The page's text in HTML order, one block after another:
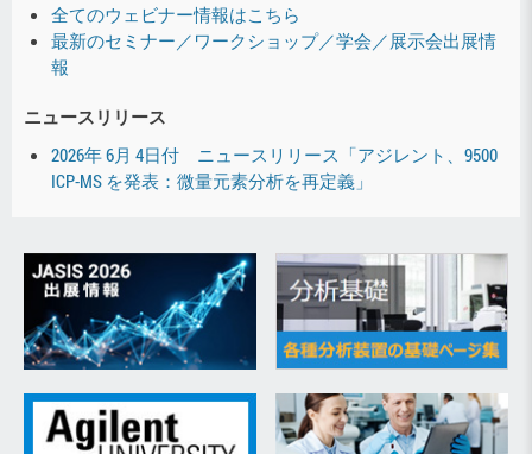
全てのウェビナー情報はこちら
最新のセミナー／ワークショップ／学会／展示会出展情
報
ニュースリリース
2026年 6月 4日付 ニュースリリース「アジレント、9500
ICP-MS を発表：微量元素分析を再定義」